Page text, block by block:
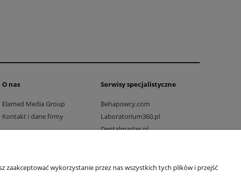
O nas
Elamed Media Group
Kontakt i dane firmy
Serwisy specjalistyczne
Behapowcy.com
Laboratorium360.pl
Dentalmaster.pl
Drogowo-mostowy.pl
wykorzystanie przez nas wszystkich tych plików i przejść